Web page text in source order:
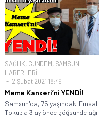
SAĞLIK, GÜNDEM, SAMSUN
HABERLERİ
2 Şubat 2021 18:49
Meme Kanseri’ni YENDİ!
Samsun'da, 75 yaşındaki Emsal
Tokuç'a 3 ay önce göğsünde